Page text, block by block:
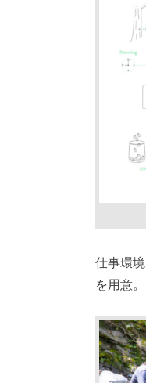
仕事環
を用意。